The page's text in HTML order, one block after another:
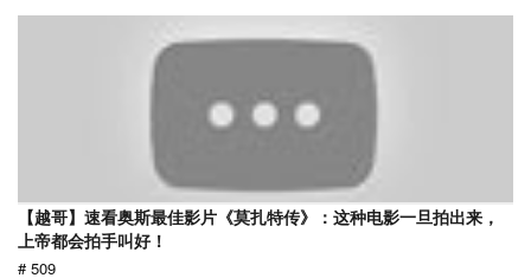
【越哥】速看奥斯最佳影片《莫扎特传》：这种电影一旦拍出来，
上帝都会拍手叫好！
# 509